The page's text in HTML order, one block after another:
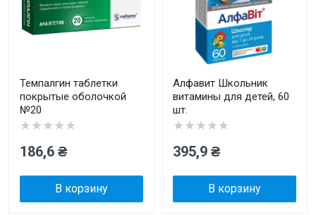
Темпалгин таблетки
покрытые оболочкой
№20
★★★★★
186,6 ₴
В корзину
Алфавит Школьник
витамины для детей, 60
шт.
★★★★★
395,9 ₴
В корзину